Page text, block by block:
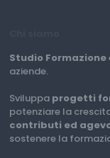
Studio Formazione
aziende.
Sviluppa progetti
potenziare la
contributi ed
sostenere la